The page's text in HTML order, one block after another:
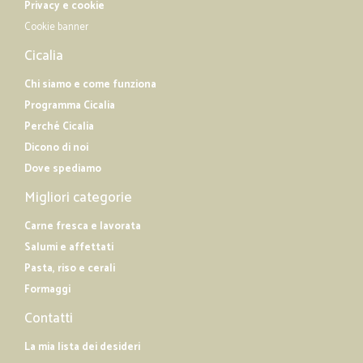
Privacy e cookie
Cookie banner
Cicalia
Chi siamo e come funziona
Programma Cicalia
Perché Cicalia
Dicono di noi
Dove spediamo
Migliori categorie
Carne fresca e lavorata
Salumi e affettati
Pasta, riso e cerali
Formaggi
Contatti
La mia lista dei desideri